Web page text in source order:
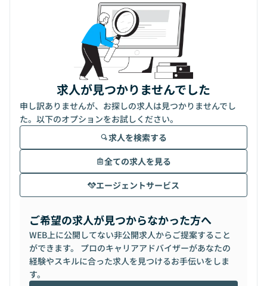
求人が見つかりませんでした
申し訳ありませんが、お探しの求人は見つかりませんでし
た。以下のオプションをお試しください。
求人を検索する
全ての求人を見る
エージェントサービス
ご希望の求人が見つからなかった方へ
WEB上に公開してない非公開求人からご提案すること
ができます。 プロのキャリアアドバイザーがあなたの
経験やスキルに合った求人を見つけるお手伝いをしま
す。